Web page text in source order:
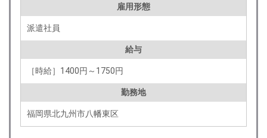
雇用形態
派遣社員
給与
［時給］1400円～1750円
勤務地
福岡県北九州市八幡東区